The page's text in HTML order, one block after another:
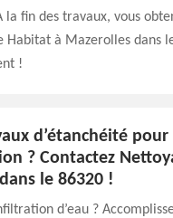
la fin des travaux, vous
à Mazerolles dans
!
d’étanchéité pour
? Contactez
le 86320 !
d’eau ?